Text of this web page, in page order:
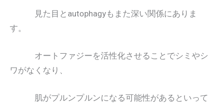
見た目とautophagyもまた深い関係にありま
す。
オートファジーを活性化させることでシミやシ
ワがなくなり、
肌がプルンプルンになる可能性があるといって